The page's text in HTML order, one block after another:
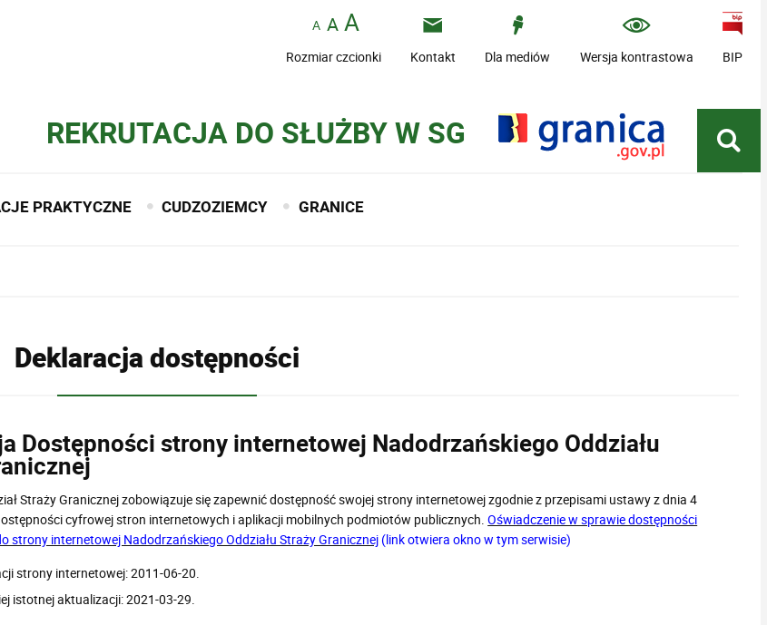
Rozmiar czcionki Kontakt Dla mediów Wersja kontrastowa BIP
REKRUTACJA DO SŁUŻBY W SG
PRAKTYCZNE CUDZOZIEMCY GRANICE
Deklaracja dostępności
Dostępności strony internetowej Nadodrzańskiego Oddziału
Straży Granicznej zobowiązuje się zapewnić dostępność swojej strony internetowej zgodnie z przepisami ustawy z dnia 4
cyfrowej stron internetowych i aplikacji mobilnych podmiotów publicznych.Oświadczenie w sprawie dostępności
strony internetowej Nadodrzańskiego Oddziału Straży Granicznej (link otwiera okno w tym serwisie)
strony internetowej: 2011-06-20.
istotnej aktualizacji: 2021-03-29.